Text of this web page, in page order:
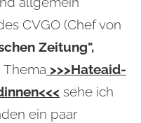
CVGO (Chef von
Zeitung",
Thema >>>Hateaid-
sehe ich
ein paar